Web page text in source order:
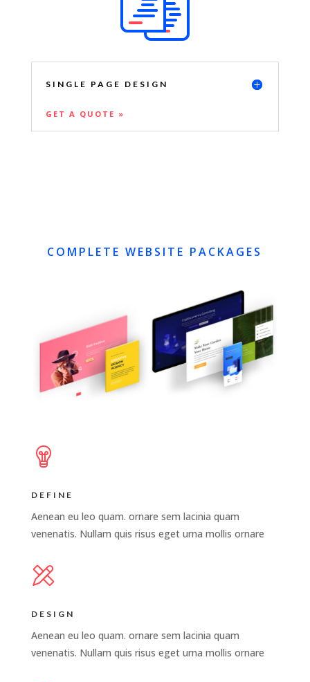
SINGLE PAGE DESIGN
GET A QUOTE »
COMPLETE WEBSITE PACKAGES
DEFINE
Aenean eu leo quam. ornare sem lacinia quam
venenatis. Nullam quis risus eget urna mollis ornare
DESIGN
Aenean eu leo quam. ornare sem lacinia quam
venenatis. Nullam quis risus eget urna mollis ornare